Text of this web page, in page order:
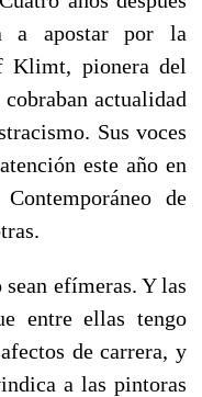
a apostar por la
Klimt, pionera del
actualidad
Sus voces
este año en
de
sean efímeras. Y las
entre ellas tengo
de carrera, y
a las pintoras